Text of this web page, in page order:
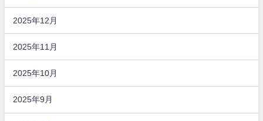
2025年12月
2025年11月
2025年10月
2025年9月